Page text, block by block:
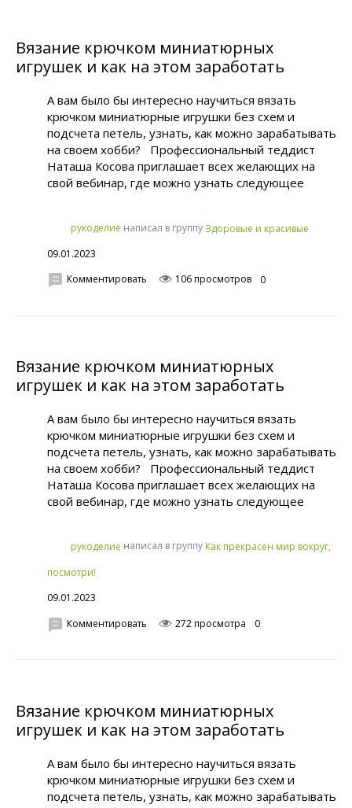
Вязание крючком миниатюрных
игрушек и как на этом заработать
А вам было бы интересно научиться вязать
крючком миниатюрные игрушки без схем и
подсчета петель, узнать, как можно зарабатывать
на своем хобби? Профессиональный теддист
Наташа Косова приглашает всех желающих на
свой вебинар, где можно узнать следующее
рукoделиe написал в группу Здоровые и красивые
09.01.2023
Комментировать
106 просмотров 0
Вязание крючком миниатюрных
игрушек и как на этом заработать
А вам было бы интересно научиться вязать
крючком миниатюрные игрушки без схем и
подсчета петель, узнать, как можно зарабатывать
на своем хобби? Профессиональный теддист
Наташа Косова приглашает всех желающих на
свой вебинар, где можно узнать следующее
рукoделиe написал в группу Как прекрасен мир вокруг,
посмотри!
09.01.2023
Комментировать
272 просмотра 0
Вязание крючком миниатюрных
игрушек и как на этом заработать
А вам было бы интересно научиться вязать
крючком миниатюрные игрушки без схем и
подсчета петель, узнать, как можно зарабатывать